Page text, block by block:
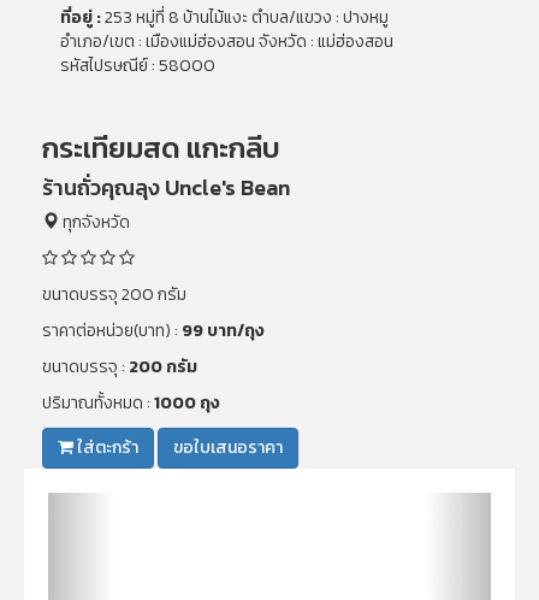
ที่อยู่ :253 หมู่ที่ 8 บ้านไม้แงะ ตำบล/แขวง : ปางหมู
อำเภอ/เขต : เมืองแม่ฮ่องสอน จังหวัด : แม่ฮ่องสอน
รหัสไปรษณีย์ : 58000
กระเทียมสด แกะกลีบ
ร้านถั่วคุณลุง Uncle's Bean
ทุกจังหวัด
ขนาดบรรจุ 200 กรัม
ราคาต่อหน่วย(บาท) : 99 บาท/ถุง
ขนาดบรรจุ : 200 กรัม
ปริมาณทั้งหมด :1000 ถุง
ใส่ตะกร้า
ขอใบเสนอราคา